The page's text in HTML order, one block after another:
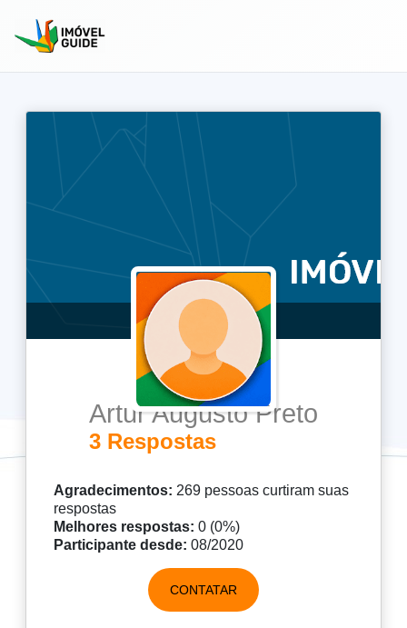
Artur Augusto Preto
3 Respostas
Agradecimentos: 269 pessoas curtiram suas
respostas
Melhores respostas: 0 (0%)
Participante desde: 08/2020
CONTATAR